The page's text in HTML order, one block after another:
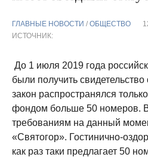
ГЛАВНЫЕ НОВОСТИ / ОБЩЕСТВО
ИСТОЧНИК:
До 1 июля 2019 года
были получить
закон распространялся
фондом больше 50 номеров.
требованиям на данный
«Святогор». Гостинично-
как раз таки предлагает 50